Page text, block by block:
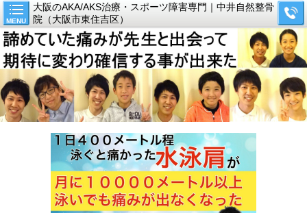
MENU
大阪のAKA/AKS治療・スポーツ障害専門｜中井自然整骨
院（大阪市東住吉区）